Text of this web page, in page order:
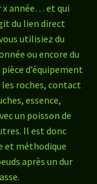
x année… et qui
du lien direct
utilisiez du
ou encore du
d’équipement
roches, contact
essence,
un poisson de
Il est donc
et méthodique
après un dur